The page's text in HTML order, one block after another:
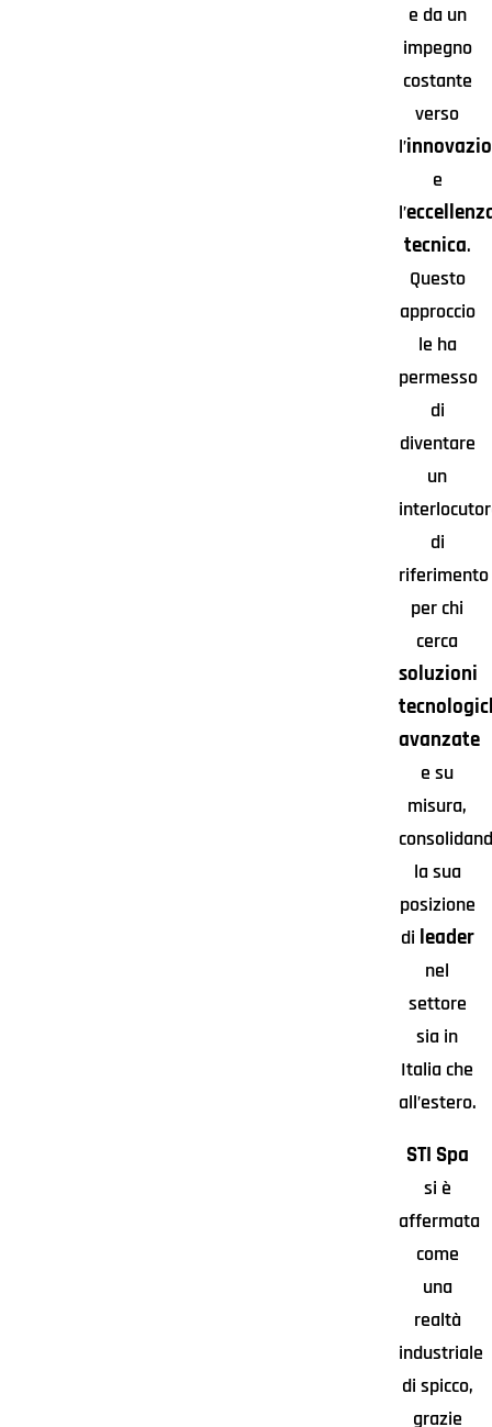
e da un
impegno
costante
verso
l’
e
l’
tecnica.
Questo
approccio
le ha
permesso
di
diventare
un
di
riferimento
per chi
cerca
soluzioni
avanzate
e su
misura,
la sua
posizione
di leader
nel
settore
sia in
Italia che
all’estero.
STI Spa
si è
affermata
come
una
realtà
industriale
di spicco,
grazie